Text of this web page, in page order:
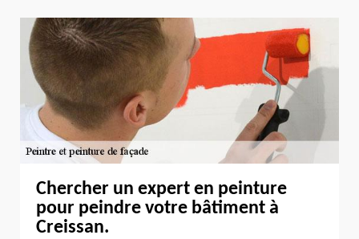
Chercher un expert en peinture
pour peindre votre bâtiment à
Creissan.